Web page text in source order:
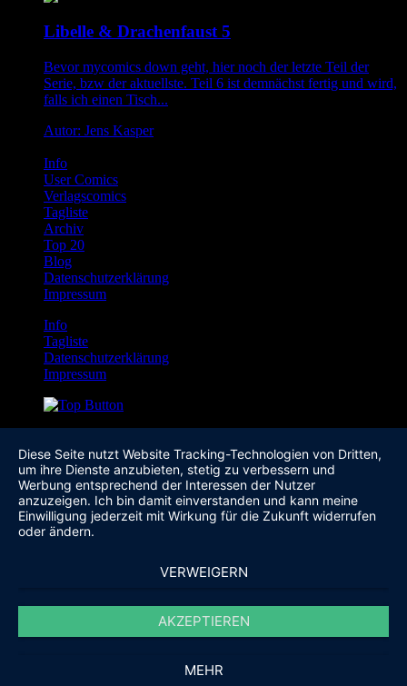
Libelle & Drachenfaust 5
Bevor mycomics down geht, hier noch der letzte Teil der
Serie, bzw der aktuellste. Teil 6 ist demnächst fertig und wird,
falls ich einen Tisch...
Autor: Jens Kasper
Info
User Comics
Verlagscomics
Tagliste
Archiv
Top 20
Blog
Datenschutzerklärung
Impressum
Info
Tagliste
Datenschutzerklärung
Impressum
Diese Seite nutzt Website Tracking-Technologien von Dritten,
um ihre Dienste anzubieten, stetig zu verbessern und
Werbung entsprechend der Interessen der Nutzer
anzuzeigen. Ich bin damit einverstanden und kann meine
Einwilligung jederzeit mit Wirkung für die Zukunft widerrufen
oder ändern.
VERWEIGERN
AKZEPTIEREN
MEHR